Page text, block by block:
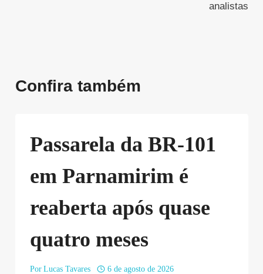
analistas
Confira também
Passarela da BR-101
em Parnamirim é
reaberta após quase
quatro meses
Por Lucas Tavares
6 de agosto de 2026